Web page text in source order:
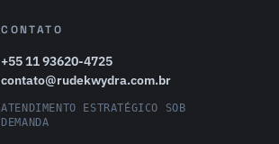
CONTATO
+55 11 93620-4725
contato@rudekwydra.com.br
ATENDIMENTO ESTRATÉGICO SOB
DEMANDA